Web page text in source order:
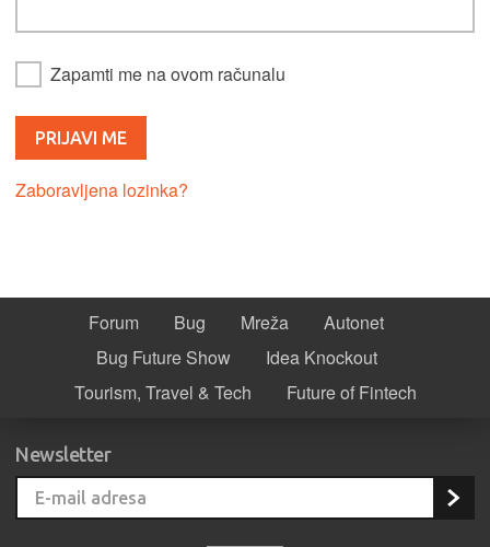
Zapamti me na ovom računalu
Zaboravljena lozinka?
Forum Bug Mreža
Autonet
Bug Future Show
Idea Knockout
Tourism, Travel & Tech
Future of Fintech
Newsletter